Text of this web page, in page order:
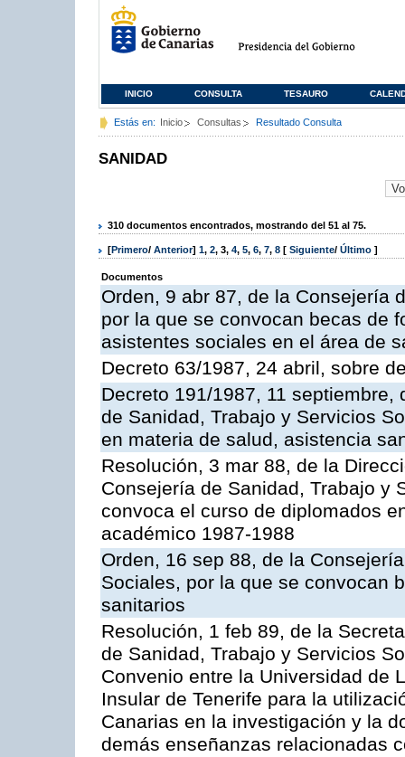
INICIO CONSULTA TESAURO
Estás en: Inicio Consultas Resultado Consulta
SANIDAD
310 documentos encontrados, mostrando del 51 al 75.
[Primero/ Anterior] 1, 2, 3, 4, 5, 6, 7, 8 [ Siguiente/ Último ]
Documentos
Orden, 9 abr 87, de la Consejería
por la que se convocan becas de
asistentes sociales en el área de
Decreto 63/1987, 24 abril, sobre
Decreto 191/1987, 11
de Sanidad, Trabajo y Servicios
en materia de salud, asistencia
Resolución, 3 mar 88, de la
Consejería de Sanidad, Trabajo y
convoca el curso de diplomados
académico 1987-1988
Orden, 16 sep 88, de la
Sociales, por la que se convocan
sanitarios
Resolución, 1 feb 89, de la
de Sanidad, Trabajo y Servicios
Convenio entre la Universidad de
Insular de Tenerife para la
Canarias en la investigación y la
demás enseñanzas relacionadas